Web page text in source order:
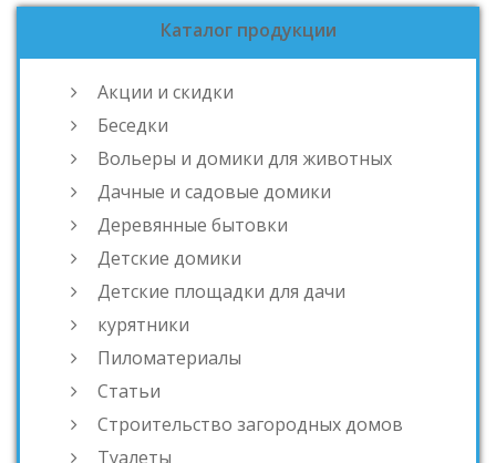
Каталог продукции
Акции и скидки
Беседки
Вольеры и домики для животных
Дачные и садовые домики
Деревянные бытовки
Детские домики
Детские площадки для дачи
курятники
Пиломатериалы
Статьи
Строительство загородных домов
Туалеты